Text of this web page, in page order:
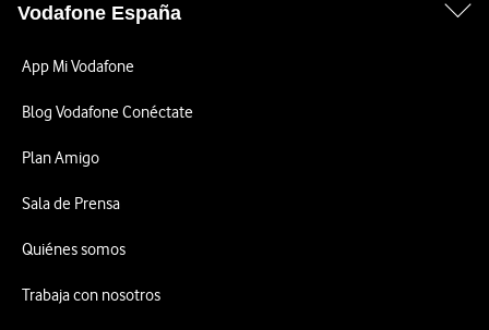
Vodafone España
App Mi Vodafone
Blog Vodafone Conéctate
Plan Amigo
Sala de Prensa
Quiénes somos
Trabaja con nosotros